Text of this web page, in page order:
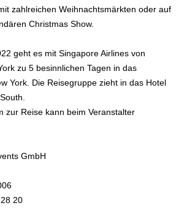
zahlreichen Weihnachtsmärkten oder auf
Christmas Show.
geht es mit Singapore Airlines von
zu 5 besinnlichen Tagen in das
York. Die Reisegruppe zieht in das Hotel
zur Reise kann beim Veranstalter
GmbH
20